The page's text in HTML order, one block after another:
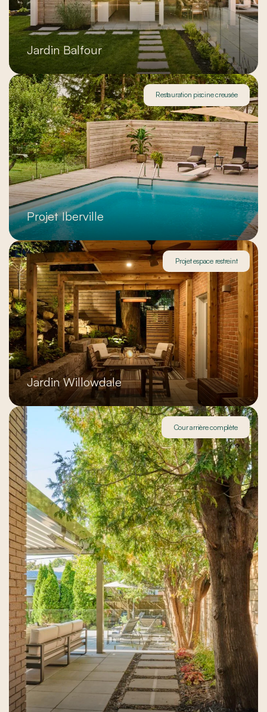
Jardin Balfour
Projet Iberville
Restauration piscine creusée
Jardin Willowdale
Projet espace restreint
Cour arrière complète